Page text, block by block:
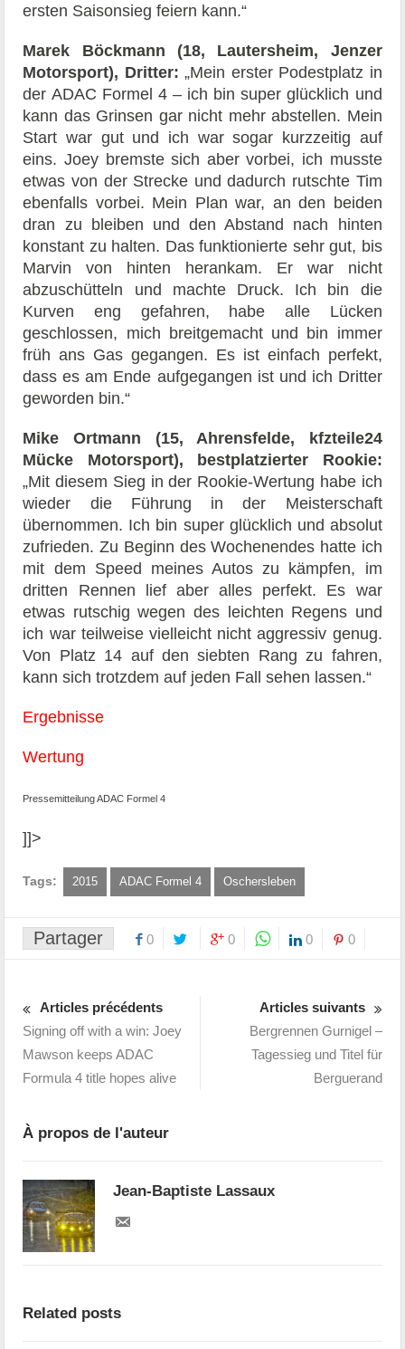
ersten Saisonsieg feiern kann.“
Marek Böckmann (18, Lautersheim, Jenzer
Motorsport), Dritter: „Mein erster Podestplatz in
der ADAC Formel 4 – ich bin super glücklich und
kann das Grinsen gar nicht mehr abstellen. Mein
Start war gut und ich war sogar kurzzeitig auf
eins. Joey bremste sich aber vorbei, ich musste
etwas von der Strecke und dadurch rutschte Tim
ebenfalls vorbei. Mein Plan war, an den beiden
dran zu bleiben und den Abstand nach hinten
konstant zu halten. Das funktionierte sehr gut, bis
Marvin von hinten herankam. Er war nicht
abzuschütteln und machte Druck. Ich bin die
Kurven eng gefahren, habe alle Lücken
geschlossen, mich breitgemacht und bin immer
früh ans Gas gegangen. Es ist einfach perfekt,
dass es am Ende aufgegangen ist und ich Dritter
geworden bin.“
Mike Ortmann (15, Ahrensfelde, kfzteile24
Mücke Motorsport), bestplatzierter Rookie:
„Mit diesem Sieg in der Rookie-Wertung habe ich
wieder die Führung in der Meisterschaft
übernommen. Ich bin super glücklich und absolut
zufrieden. Zu Beginn des Wochenendes hatte ich
mit dem Speed meines Autos zu kämpfen, im
dritten Rennen lief aber alles perfekt. Es war
etwas rutschig wegen des leichten Regens und
ich war teilweise vielleicht nicht aggressiv genug.
Von Platz 14 auf den siebten Rang zu fahren,
kann sich trotzdem auf jeden Fall sehen lassen.“
Ergebnisse
Wertung
Pressemitteilung ADAC Formel 4
]]>
Tags: 2015 ADAC Formel 4 Oschersleben
Partager 0 0 0 0
Articles précédents
Signing off with a win: Joey
Mawson keeps ADAC
Formula 4 title hopes alive
Articles suivants
Bergrennen Gurnigel –
Tagessieg und Titel für
Berguerand
À propos de l'auteur
Jean-Baptiste Lassaux
Related posts